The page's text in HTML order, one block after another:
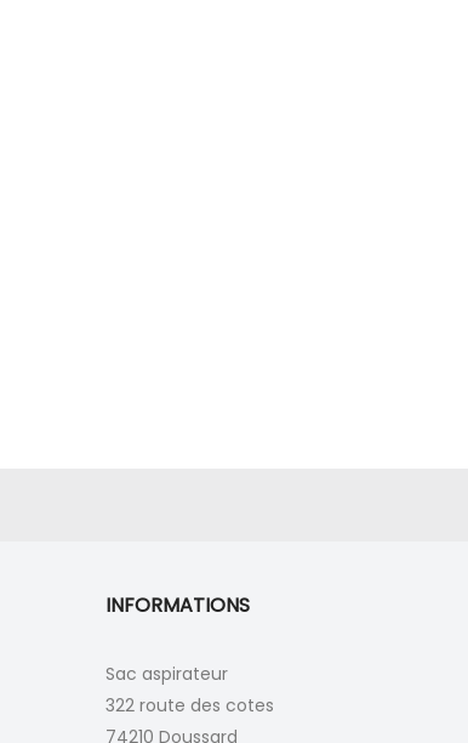
INFORMATIONS
Sac aspirateur
322 route des cotes
74210 Doussard